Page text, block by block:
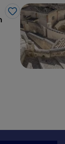
Me gusta